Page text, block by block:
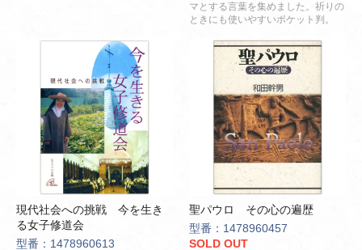
マとする言葉を集めました。祈りの
ときにも使いやすいポケット判。
現代社会への挑戦 今を生き
る女子修道会
型番：1478960613
聖パウロ その心の遍歴
型番：1478960457
SOLD OUT